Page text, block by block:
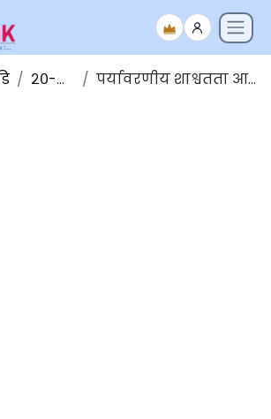
२०-डिसेंबर-२०१९ पर्यावरणीय शाश्वतता आणि आर्थिक विकास परिषद: दिल्ली